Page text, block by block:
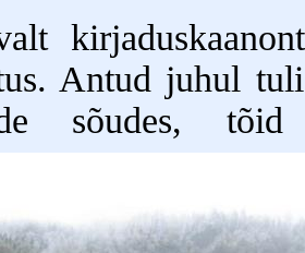
Antud juhul
sõudes, tõid